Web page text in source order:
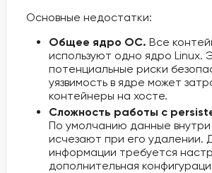
Основные недостатки:
Общее ядро ОС. Все
используют одно ядро Linux.
потенциальные риски
уязвимость в ядре может
контейнеры на хосте.
Сложность работы с
По умолчанию данные
исчезают при его удалении.
информации требуется
дополнительная